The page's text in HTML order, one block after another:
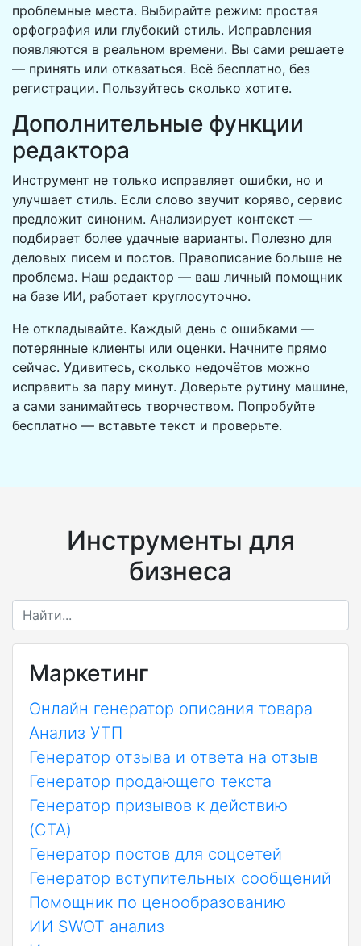
проблемные места. Выбирайте режим: простая
орфография или глубокий стиль. Исправления
появляются в реальном времени. Вы сами решаете
— принять или отказаться. Всё бесплатно, без
регистрации. Пользуйтесь сколько хотите.
Дополнительные функции
редактора
Инструмент не только исправляет ошибки, но и
улучшает стиль. Если слово звучит коряво, сервис
предложит синоним. Анализирует контекст —
подбирает более удачные варианты. Полезно для
деловых писем и постов. Правописание больше не
проблема. Наш редактор — ваш личный помощник
на базе ИИ, работает круглосуточно.
Не откладывайте. Каждый день с ошибками —
потерянные клиенты или оценки. Начните прямо
сейчас. Удивитесь, сколько недочётов можно
исправить за пару минут. Доверьте рутину машине,
а сами занимайтесь творчеством. Попробуйте
бесплатно — вставьте текст и проверьте.
Инструменты для
бизнеса
Маркетинг
Онлайн генератор описания товара
Анализ УТП
Генератор отзыва и ответа на отзыв
Генератор продающего текста
Генератор призывов к действию
(CTA)
Генератор постов для соцсетей
Генератор вступительных сообщений
Помощник по ценообразованию
ИИ SWOT анализ